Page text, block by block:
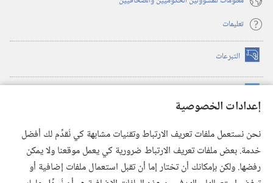
إعدادات الخصوصية
نحن نستعمل ملفات تعريف الارتباط وتقنيات مشابهة كي نُقدِّم لك أفضل
خدمة. بعض ملفات تعريف الارتباط ضرورية كي يعمل موقعنا ولا يمكن
رفضها. ولكن بإمكانك أن تختار إما أن تقبل استعمال ملفات إضافية أو
تعليمات
التبرعات (يفتح
نافذة
(يفتح
نافذة
(يفتح
نافذة
جديدة) تطبيق ®
JW Library
مكتبة برج المراقبة